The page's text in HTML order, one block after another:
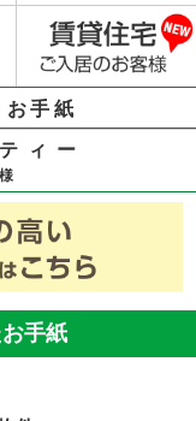
お手紙
ィー
手紙